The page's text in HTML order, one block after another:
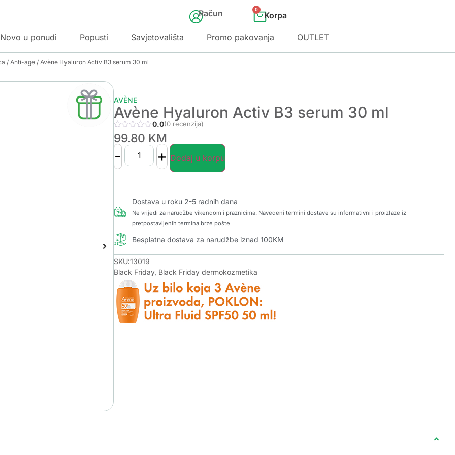
Račun 0
Novo u ponudi Popusti Savjetovališta Promo pakovanja OUTLET
/ Anti-age / Avène Hyaluron Activ B3 serum 30 ml
AVÈNE
Avène Hyaluron Activ B3 serum 30 ml
0.0(0 recenzija)
99.80 KM
- + Dodaj u korpu
Dostava u roku 2-5 radnih dana
Ne vrijedi za narudžbe vikendom i praznicima. Navedeni termini dostave su informativni i proizlaze iz
pretpostavljenih termina brze pošte
Besplatna dostava za narudžbe iznad 100KM
SKU:13019
Black Friday, Black Friday dermokozmetika